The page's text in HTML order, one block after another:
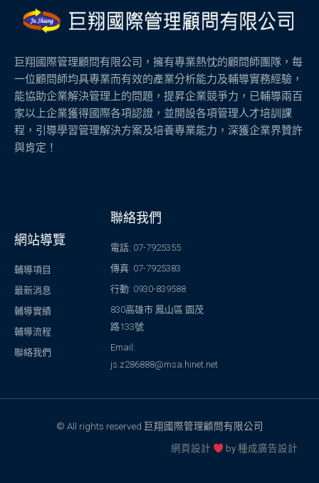
巨翔國際管理顧問有限公司，擁有專業熱忱的顧問師團隊，每
一位顧問師均具專業而有效的產業分析能力及輔導實務經驗，
能協助企業解決管理上的問題，提昇企業競爭力，已輔導兩百
家以上企業獲得國際各項認證，並開設各項管理人才培訓課
程，引導學習管理解決方案及培養專業能力，深獲企業界贊許
與肯定！
網站導覽
輔導項目
最新消息
輔導實績
輔導流程
聯絡我們
聯絡我們
電話: 07-7925355
傳真: 07-7925383
行動: 0930-839588
830高雄市 鳳山區 園茂
路133號
Email:
js.z286888@msa.hinet.net
© All rights reserved 巨翔國際管理顧問有限公司
網頁設計
by種成廣告設計